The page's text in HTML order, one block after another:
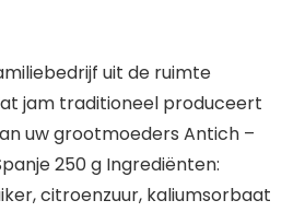
uit de ruimte
jam traditioneel produceert
uw grootmoeders Antich –
250 g Ingrediënten:
citroenzuur, kaliumsorbaat